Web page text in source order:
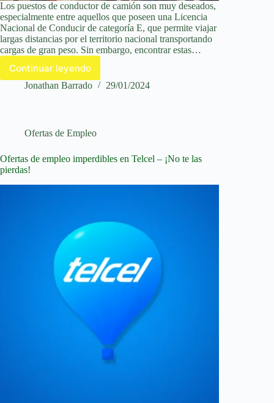
Los puestos de conductor de camión son muy deseados,
especialmente entre aquellos que poseen una Licencia
Nacional de Conducir de categoría E, que permite viajar
largas distancias por el territorio nacional transportando
cargas de gran peso. Sin embargo, encontrar estas…
Continuar leyendo
21
multinacionales
conductor
camión:
¡mira!
Jonathan Barrado 29/01/2024
Ofertas de Empleo
Ofertas de empleo imperdibles en Telcel – ¡No te las
pierdas!